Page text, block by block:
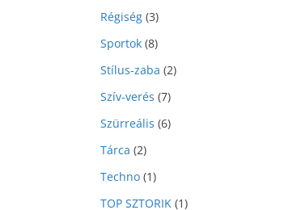
Régiség (3)
Sportok (8)
Stílus-zaba (2)
Szív-verés (7)
Szürreális (6)
Tárca (2)
Techno (1)
TOP SZTORIK (1)